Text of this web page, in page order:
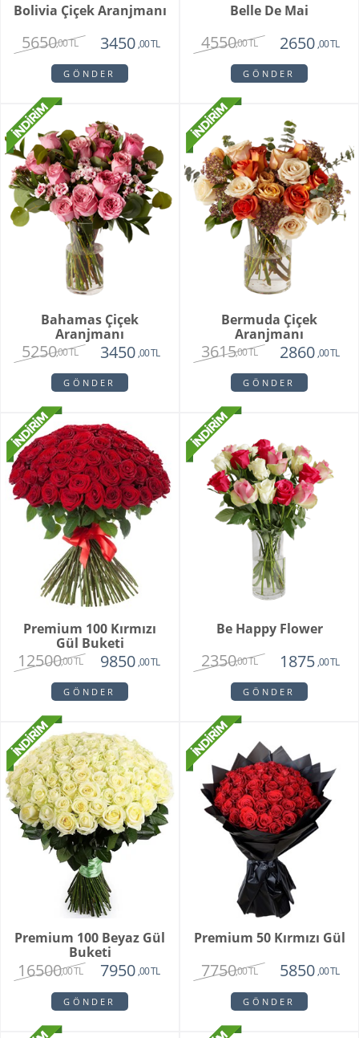
Bolivia Çiçek Aranjmanı
5650,00 TL 3450 ,00 TL
GÖNDER
Belle De Mai
4550,00 TL 2650 ,00 TL
GÖNDER
Bahamas Çiçek
Aranjmanı
5250,00 TL 3450 ,00 TL
GÖNDER
Bermuda Çiçek
Aranjmanı
3615,00 TL 2860 ,00 TL
GÖNDER
Premium 100 Kırmızı
Gül Buketi
12500,00 TL 9850 ,00 TL
GÖNDER
Be Happy Flower
2350,00 TL 1875 ,00 TL
GÖNDER
Premium 100 Beyaz Gül
Buketi
16500,00 TL 7950 ,00 TL
GÖNDER
Premium 50 Kırmızı Gül
7750,00 TL 5850 ,00 TL
GÖNDER